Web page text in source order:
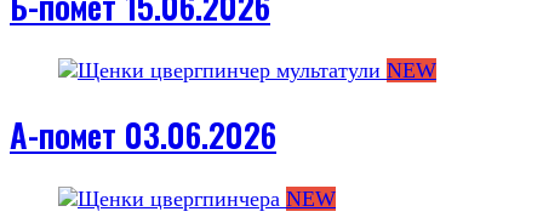
NEW
А-помет 03.06.2026
NEW